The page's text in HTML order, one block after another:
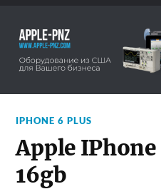
IPHONE 6 PLUS
Apple
16gb